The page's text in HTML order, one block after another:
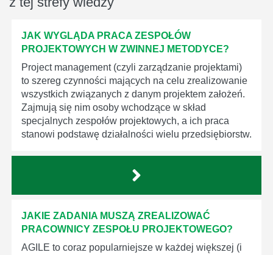
JAK WYGLĄDA PRACA ZESPOŁÓW
PROJEKTOWYCH W ZWINNEJ METODYCE?
Project management (czyli zarządzanie projektami)
to szereg czynności mających na celu zrealizowanie
wszystkich związanych z danym projektem założeń.
Zajmują się nim osoby wchodzące w skład
specjalnych zespołów projektowych, a ich praca
stanowi podstawę działalności wielu przedsiębiorstw.
JAKIE ZADANIA MUSZĄ ZREALIZOWAĆ
PRACOWNICY ZESPOŁU PROJEKTOWEGO?
AGILE to coraz popularniejsze w każdej większej (i